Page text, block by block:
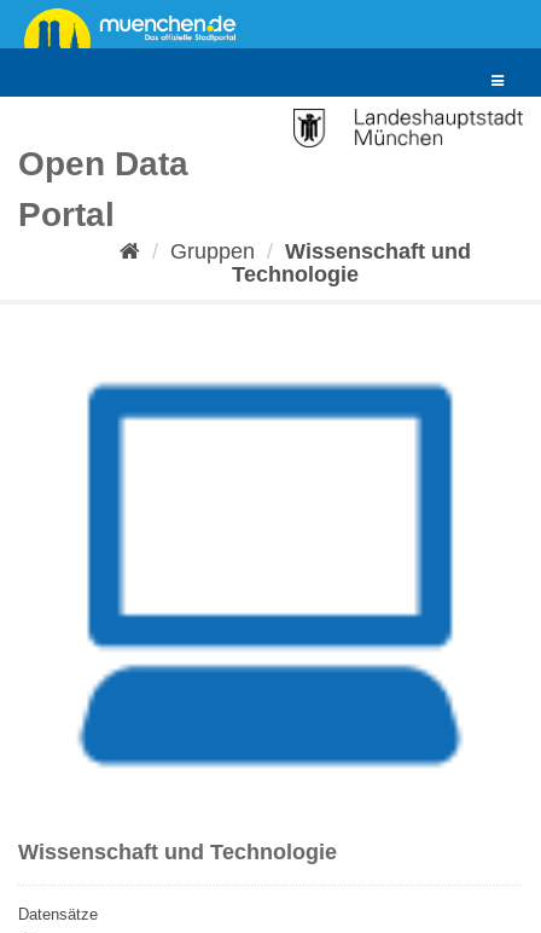
Überspringen
zum
Toggle
Open Data
Portal
Gruppen
Wissenschaft und
Technologie
Wissenschaft und Technologie
Datensätze